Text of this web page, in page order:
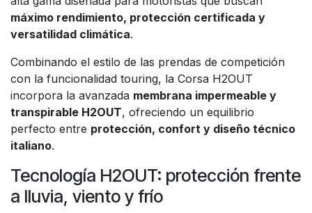
máximo rendimiento, protección certificada y
versatilidad climática.
Combinando el estilo de las prendas de competición
con la funcionalidad touring, la Corsa H2OUT
incorpora la avanzada membrana impermeable y
transpirable H2OUT, ofreciendo un equilibrio
perfecto entre protección, confort y diseño técnico
italiano.
Tecnología H2OUT: protección frente
a lluvia, viento y frío